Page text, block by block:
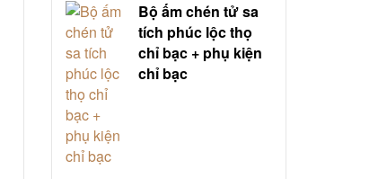
Bộ ấm chén tử sa
tích phúc lộc thọ
chỉ bạc + phụ kiện
chỉ bạc